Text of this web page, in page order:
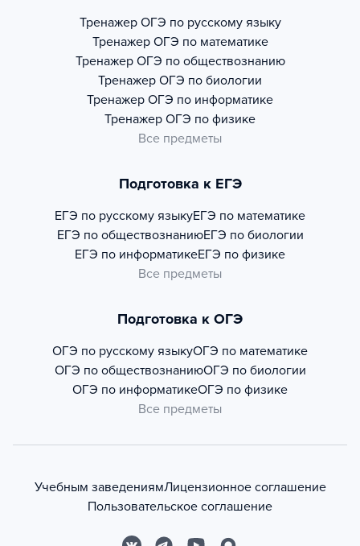
Тренажер ОГЭ по русскому языку
Тренажер ОГЭ по математике
Тренажер ОГЭ по обществознанию
Тренажер ОГЭ по биологии
Тренажер ОГЭ по информатике
Тренажер ОГЭ по физике
Все предметы
Подготовка к ЕГЭ
ЕГЭ по русскому языкуЕГЭ по математике
ЕГЭ по обществознаниюЕГЭ по биологии
ЕГЭ по информатикеЕГЭ по физике
Все предметы
Подготовка к ОГЭ
ОГЭ по русскому языкуОГЭ по математике
ОГЭ по обществознаниюОГЭ по биологии
ОГЭ по информатикеОГЭ по физике
Все предметы
Учебным заведениямЛицензионное соглашение
Пользовательское соглашение